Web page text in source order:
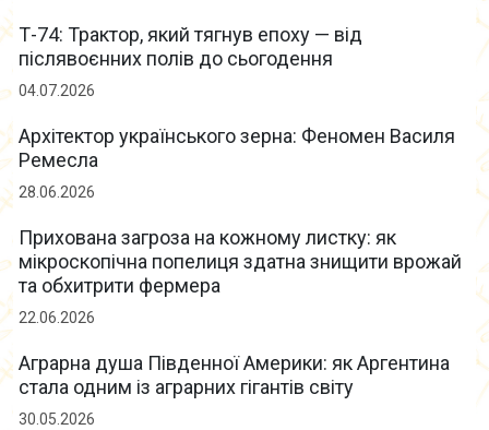
Т-74: Трактор, який тягнув епоху — від
післявоєнних полів до сьогодення
04.07.2026
Архітектор українського зерна: Феномен Василя
Ремесла
28.06.2026
Прихована загроза на кожному листку: як
мікроскопічна попелиця здатна знищити врожай
та обхитрити фермера
22.06.2026
Аграрна душа Південної Америки: як Аргентина
стала одним із аграрних гігантів світу
30.05.2026